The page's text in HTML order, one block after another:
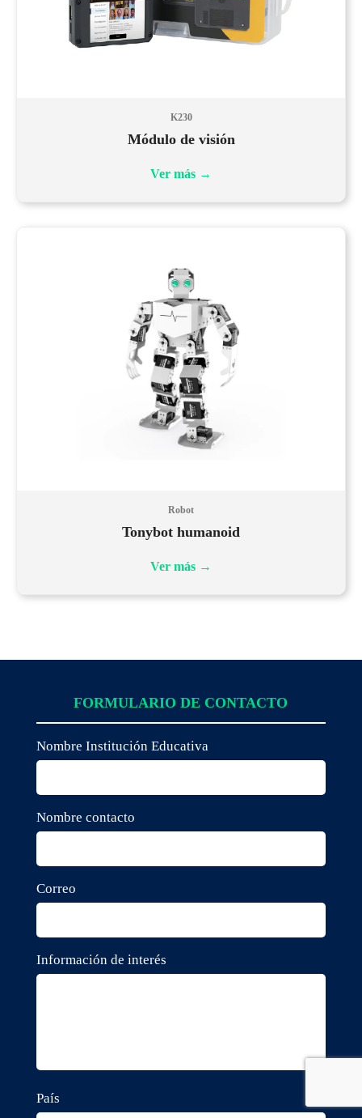
K230
Módulo de visión
Ver más →
Robot
Tonybot humanoid
Ver más →
FORMULARIO DE CONTACTO
Nombre Institución Educativa
Nombre contacto
Correo
Información de interés
País